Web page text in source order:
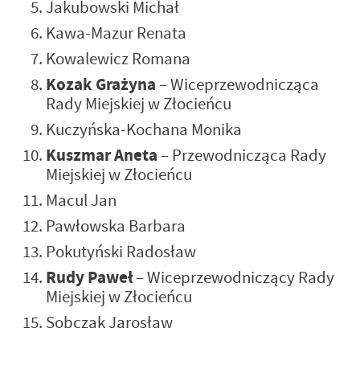
Jakubowski Michał
Kawa-Mazur Renata
Kowalewicz Romana
Kozak Grażyna– Wiceprzewodnicząca
Rady Miejskiej w Złocieńcu
Kuczyńska-Kochana Monika
Kuszmar Aneta– Przewodnicząca Rady
Miejskiej w Złocieńcu
Macul Jan
Pawłowska Barbara
Pokutyński Radosław
Rudy Paweł– Wiceprzewodniczący Rady
Miejskiej w Złocieńcu
Sobczak Jarosław